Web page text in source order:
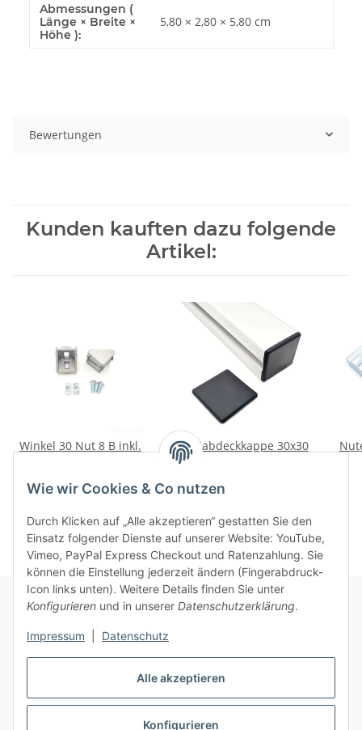
Alle akzeptieren
Konfigurieren
Wie wir Cookies & Co nutzen
Durch Klicken auf „Alle akzeptieren“ gestatten Sie den
Einsatz folgender Dienste auf unserer Website: YouTube,
Vimeo, PayPal Express Checkout und Ratenzahlung. Sie
können die Einstellung jederzeit ändern (Fingerabdruck-
Icon links unten). Weitere Details finden Sie unter
Konfigurieren und in unserer Datenschutzerklärung.
Impressum Datenschutz
Abmessungen (
Länge × Breite ×
Höhe ):
5,80 × 2,80 × 5,80 cm
Bewertungen
Kunden kauften dazu folgende
Artikel:
Winkel 30 Nut 8 B inkl.
1,79 €
Profilabdeckkappe 30x30
Informationen
Gesetzliche Informationen